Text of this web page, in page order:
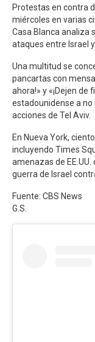
Protestas en contra
miércoles en varias
Casa Blanca analiza
ataques entre Israel
Una multitud se
pancartas con
ahora!» y «¡Dejen de
estadounidense a no
acciones de Tel Aviv.
En Nueva York,
incluyendo Times
amenazas de
guerra de Israel
Fuente: CBS News
G.S.